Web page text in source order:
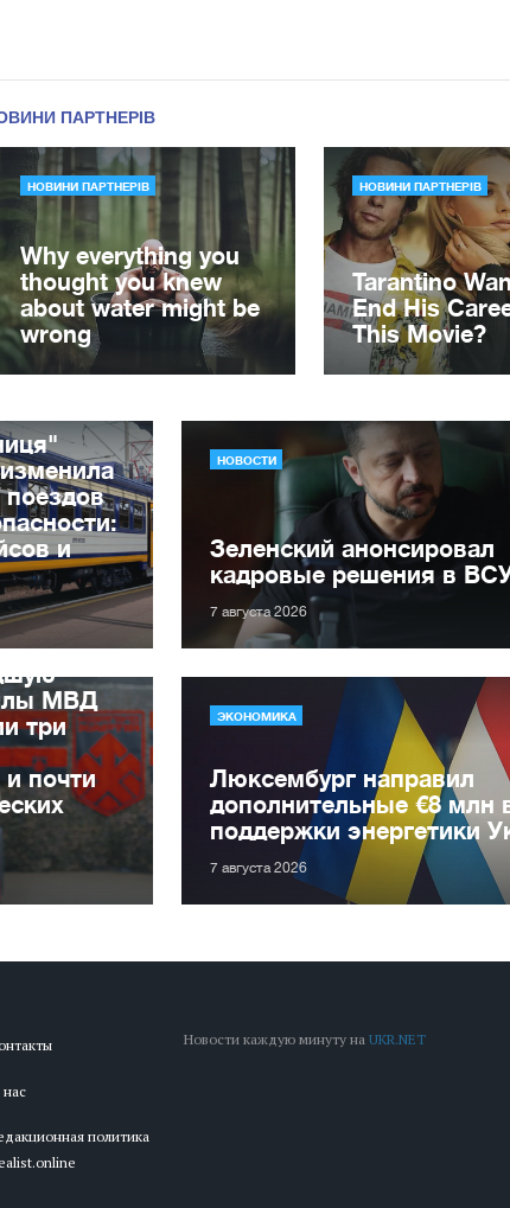
и
НОВОСТИ
Зеленский анонсировал
кадровые решения в
7 августа 2026
МВД
три
и почти
ЭКОНОМИКА
Люксембург направил
дополнительные €8 млн
поддержки энергетики
7 августа 2026
политика
Новости каждую минуту наUKR.NET